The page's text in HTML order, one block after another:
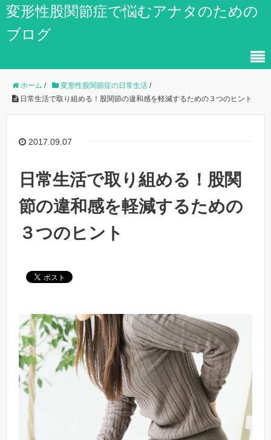
変形性股関節症で悩むアナタのための
ブログ
ホーム / 変形性股関節症の日常生活 /
日常生活で取り組める！股関節の違和感を軽減するための３つのヒント
2017.09.07
日常生活で取り組める！股関
節の違和感を軽減するための
３つのヒント